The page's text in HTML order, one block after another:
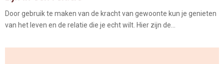
Door gebruik te maken van de kracht van gewoonte kun je genieten
van het leven en de relatie die je echt wilt. Hier zijn de...